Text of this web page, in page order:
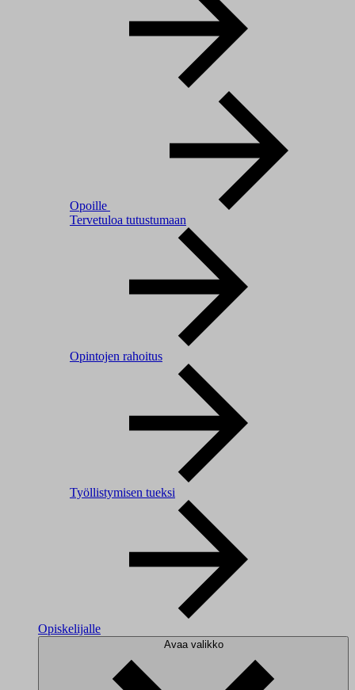
Opoille
Tervetuloa tutustumaan
Opintojen rahoitus
Työllistymisen tueksi
Opiskelijalle
Avaa valikko